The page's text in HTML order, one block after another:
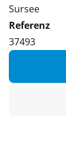
Sursee
Referenz
37493